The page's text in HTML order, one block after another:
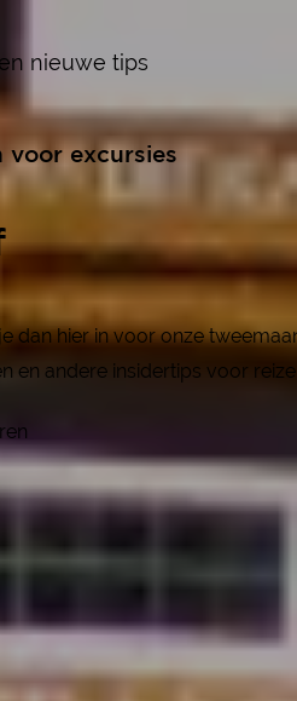
nieuwe tips
voor excursies
dan hier in voor onze
en andere insidertips voor